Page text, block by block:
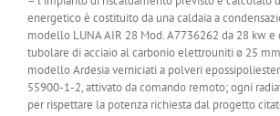
energetico è costituito da una caldaia a
modello LUNA AIR 28 Mod. A7736262 da 28 kw e
tubolare di acciaio al carbonio elettrouniti ø 25
modello Ardesia verniciati a polveri
55900-1-2, attivato da comando remoto; ogni
per rispettare la potenza richiesta dal progetto